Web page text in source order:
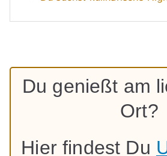
Du genießt am
Ort?
Hier findest Du